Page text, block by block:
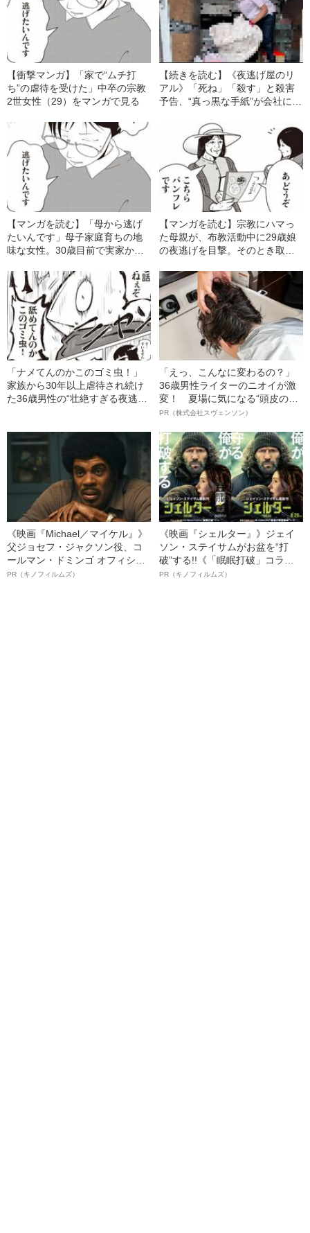
【衝撃マンガ】「家で“ムチ打
ち”の虐待を受けた」中卒の宗教
2世女性（29）をマンガで見る
【続きを読む】《夜逃げ屋のリ
アル》「死ね」「殺す」と殺害
予告、“真っ黒な手紙”が会社に届
逃げ現場で起こっていること
【マンガを読む】「母から逃げ
たいんです」母子家庭育ちの地
味な女性。30歳目前で実家か
【マンガを読む】宗教にハマっ
た母親が、布教活動中に29歳娘
の夜逃げを目撃。そのとき取っ
「ナメてんのかこのゴミ虫！」
家族から30年以上虐待され続け
た36歳男性の“壮絶すぎる夜逃げ
「えっ、こんなに変わるの？」
36歳男性ライターのニオイが激
変！ 夏場に気になる“頭皮のニ
オイ”や“ベタつき”を解消す
ト”が生み出した徹底ケアとは
PR（株式会社スヴェンソン）
《映画『Michael／マイケル』》
父ジョセフ・ジャクソン役、コ
ールマン・ドミンゴ オフィシャ
ルインタビュー“観客を魅了した
PR（キノフィルムズ）
《映画『シェルター』》ジェイ
ソン・ステイサムがお盆を“打
破”する!!《「眠眠打破」コラ
ボ》
PR（キノフィルムズ）